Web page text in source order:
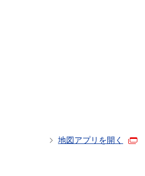
地図アプリを開く